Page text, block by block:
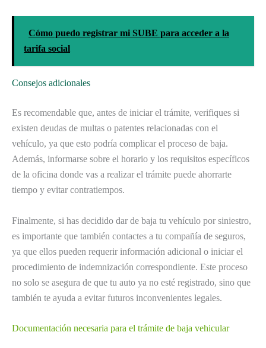
Cómo puedo registrar mi SUBE para acceder a la
tarifa social
Consejos adicionales
Es recomendable que, antes de iniciar el trámite, verifiques si
existen deudas de multas o patentes relacionadas con el
vehículo, ya que esto podría complicar el proceso de baja.
Además, informarse sobre el horario y los requisitos específicos
de la oficina donde vas a realizar el trámite puede ahorrarte
tiempo y evitar contratiempos.
Finalmente, si has decidido dar de baja tu vehículo por siniestro,
es importante que también contactes a tu compañía de seguros,
ya que ellos pueden requerir información adicional o iniciar el
procedimiento de indemnización correspondiente. Este proceso
no solo se asegura de que tu auto ya no esté registrado, sino que
también te ayuda a evitar futuros inconvenientes legales.
Documentación necesaria para el trámite de baja vehicular